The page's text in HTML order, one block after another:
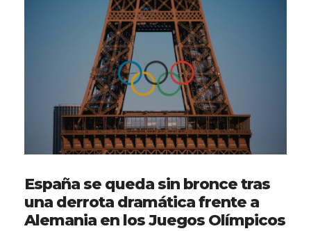
España se queda sin bronce tras
una derrota dramática frente a
Alemania en los Juegos Olímpicos